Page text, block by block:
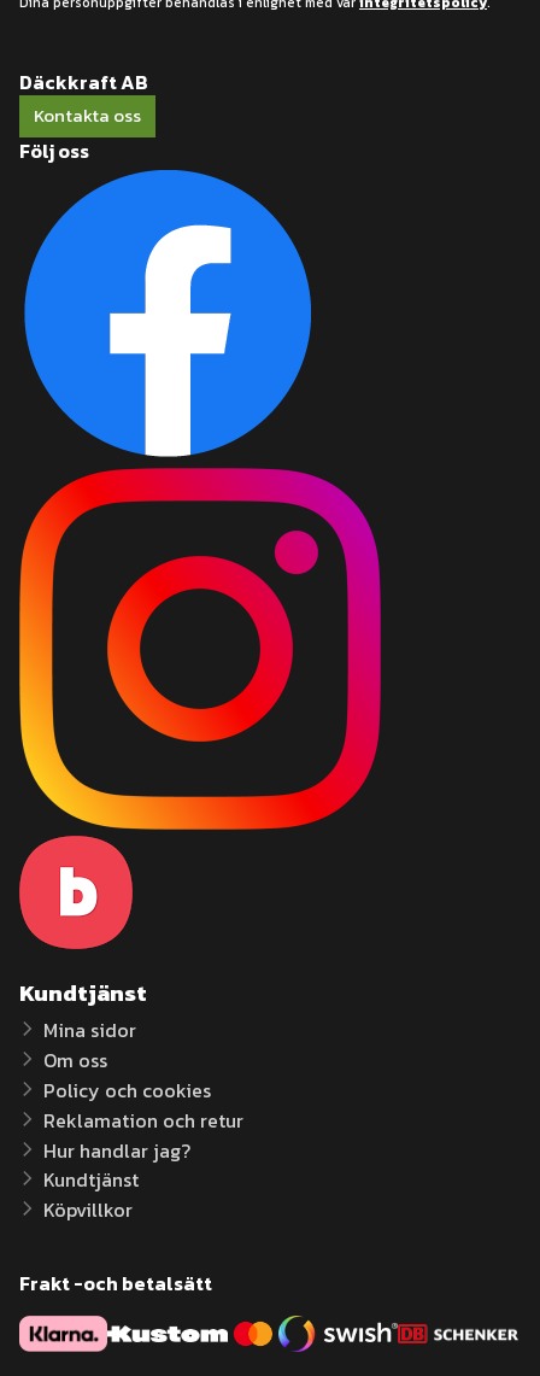
Däckkraft AB
Kontakta oss
Följ oss
Kundtjänst
Mina sidor
Om oss
Policy och cookies
Reklamation och retur
Hur handlar jag?
Kundtjänst
Köpvillkor
Frakt -och betalsätt